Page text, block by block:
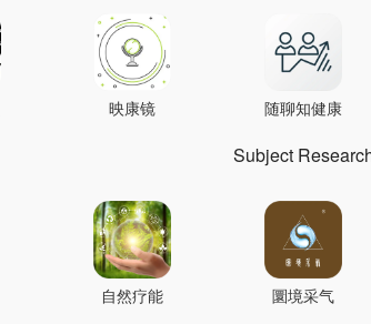
映康镜 随聊知健康
Subject
自然疗能 圜境采气